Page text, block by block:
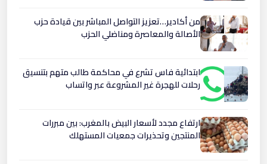
من أكادير…تعزيز التواصل المباشر بين قيادة حزب
الأصالة والمعاصرة ومناضلي الحزب
ابتدائية فاس تشرع في محاكمة طالب متهم بتنسيق
رحلات للهجرة غير المشروعة عبر واتساب
ارتفاع مجدد لأسعار البيض بالمغرب: بين مبررات
المنتجين وتحذيرات جمعيات المستهلك